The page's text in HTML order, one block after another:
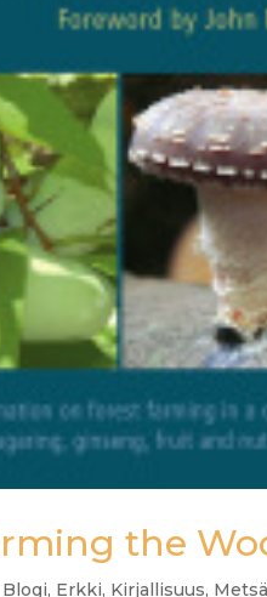
the
Blogi, Erkki, Kirjallisuus, Metsä